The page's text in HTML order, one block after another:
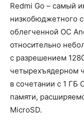
Redmi Go – самый
низкобюджетного
облегченной ОС
относительно
с разрешением
четырехъядерном
в сочетании с 1 ГБ
памяти,
MicroSD.